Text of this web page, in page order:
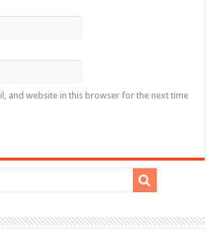
and website in this browser for the next time